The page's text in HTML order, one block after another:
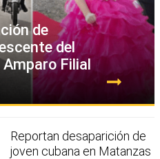
de
del
Filial
Reportan desaparición de
joven cubana en Matanzas